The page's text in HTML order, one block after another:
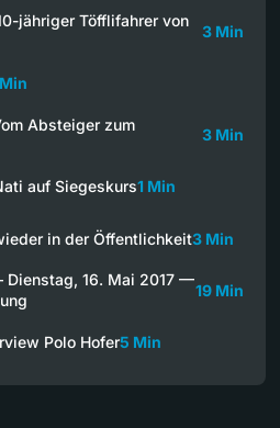
jähriger Töfflifahrer von
3 Min
Absteiger zum
3 Min
auf Siegeskurs1 Min
in der Öffentlichkeit3 Min
16. Mai 2017 —
19 Min
Polo Hofer5 Min